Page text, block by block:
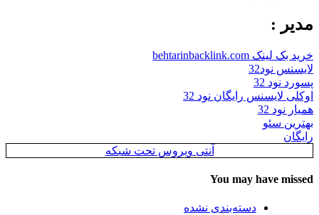
مدیر :
خرید بک لینک behtarinbacklink.com
لایسنس نود32
پسورد نود 32
اوکلی لایسنس رایگان نود 32
همیار نود 32
بهترین سئو
رایگان
آنتی ویروس تحت شبکه
You may have missed
دسته‌بندی نشده